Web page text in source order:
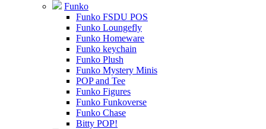
Funko
Funko FSDU POS
Funko Loungefly
Funko Homeware
Funko keychain
Funko Plush
Funko Mystery Minis
POP and Tee
Funko Figures
Funko Funkoverse
Funko Chase
Bitty POP!